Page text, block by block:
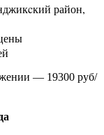
район,
— 19300 руб/